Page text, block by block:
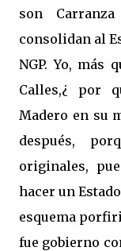
son
consolidan al
NGP. Yo, más
Calles,¿ por
Madero en su
después,
originales,
hacer un
esquema
fue gobierno